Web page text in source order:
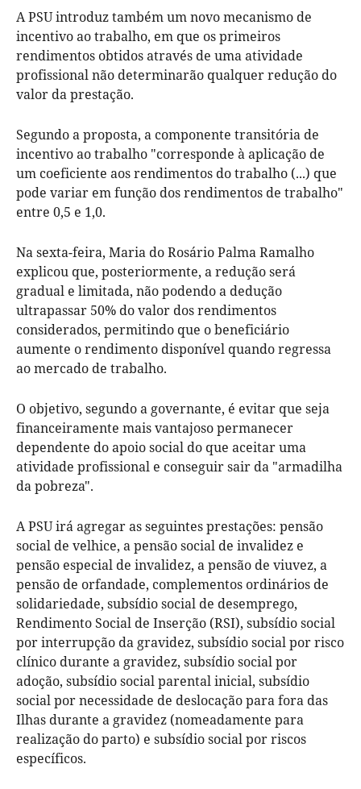
A PSU introduz também um novo mecanismo de
incentivo ao trabalho, em que os primeiros
rendimentos obtidos através de uma atividade
profissional não determinarão qualquer redução do
valor da prestação.
Segundo a proposta, a componente transitória de
incentivo ao trabalho "corresponde à aplicação de
um coeficiente aos rendimentos do trabalho (...) que
pode variar em função dos rendimentos de trabalho"
entre 0,5 e 1,0.
Na sexta-feira, Maria do Rosário Palma Ramalho
explicou que, posteriormente, a redução será
gradual e limitada, não podendo a dedução
ultrapassar 50% do valor dos rendimentos
considerados, permitindo que o beneficiário
aumente o rendimento disponível quando regressa
ao mercado de trabalho.
O objetivo, segundo a governante, é evitar que seja
financeiramente mais vantajoso permanecer
dependente do apoio social do que aceitar uma
atividade profissional e conseguir sair da "armadilha
da pobreza".
A PSU irá agregar as seguintes prestações: pensão
social de velhice, a pensão social de invalidez e
pensão especial de invalidez, a pensão de viuvez, a
pensão de orfandade, complementos ordinários de
solidariedade, subsídio social de desemprego,
Rendimento Social de Inserção (RSI), subsídio social
por interrupção da gravidez, subsídio social por risco
clínico durante a gravidez, subsídio social por
adoção, subsídio social parental inicial, subsídio
social por necessidade de deslocação para fora das
Ilhas durante a gravidez (nomeadamente para
realização do parto) e subsídio social por riscos
específicos.